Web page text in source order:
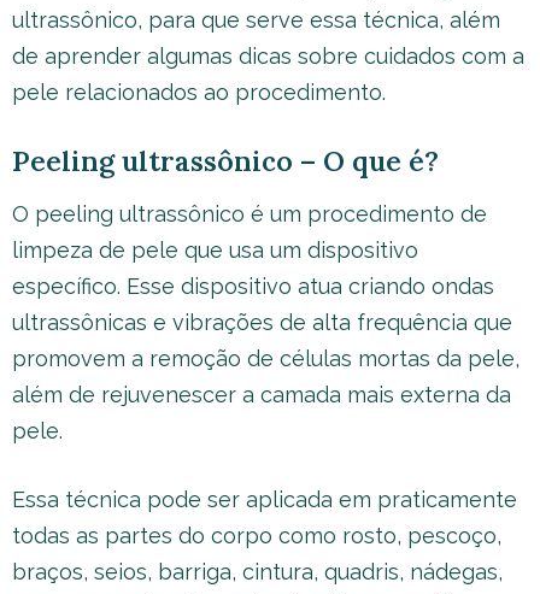
ultrassônico, para que serve essa técnica, além
de aprender algumas dicas sobre cuidados com a
pele relacionados ao procedimento.
Peeling ultrassônico – O que é?
O peeling ultrassônico é um procedimento de
limpeza de pele que usa um dispositivo
específico. Esse dispositivo atua criando ondas
ultrassônicas e vibrações de alta frequência que
promovem a remoção de células mortas da pele,
além de rejuvenescer a camada mais externa da
pele.
Essa técnica pode ser aplicada em praticamente
todas as partes do corpo como rosto, pescoço,
braços, seios, barriga, cintura, quadris, nádegas,